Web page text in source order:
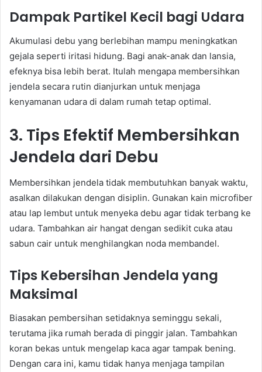
Dampak Partikel Kecil bagi Udara
Akumulasi debu yang berlebihan mampu meningkatkan
gejala seperti iritasi hidung. Bagi anak-anak dan lansia,
efeknya bisa lebih berat. Itulah mengapa membersihkan
jendela secara rutin dianjurkan untuk menjaga
kenyamanan udara di dalam rumah tetap optimal.
3. Tips Efektif Membersihkan
Jendela dari Debu
Membersihkan jendela tidak membutuhkan banyak waktu,
asalkan dilakukan dengan disiplin. Gunakan kain microfiber
atau lap lembut untuk menyeka debu agar tidak terbang ke
udara. Tambahkan air hangat dengan sedikit cuka atau
sabun cair untuk menghilangkan noda membandel.
Tips Kebersihan Jendela yang
Maksimal
Biasakan pembersihan setidaknya seminggu sekali,
terutama jika rumah berada di pinggir jalan. Tambahkan
koran bekas untuk mengelap kaca agar tampak bening.
Dengan cara ini, kamu tidak hanya menjaga tampilan